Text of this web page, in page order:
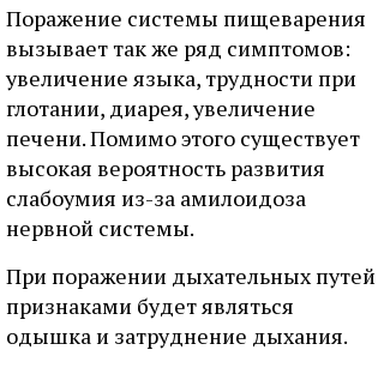
Поражение системы пищеварения
вызывает так же ряд симптомов:
увеличение языка, трудности при
глотании, диарея, увеличение
печени. Помимо этого существует
высокая вероятность развития
слабоумия из-за амилоидоза
нервной системы.
При поражении дыхательных путей
признаками будет являться
одышка и затруднение дыхания.